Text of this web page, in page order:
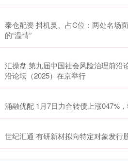
泰仓配资 抖机灵、占C位：两处名场
的“温情”
汇操盘 第九届中国社会风险治理前沿
沿论坛（2025）在京举行
涌融优配 1月7日力合转债上涨047%
世纪汇通 有研新材拟向特定对象发行